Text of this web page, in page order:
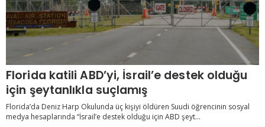
Florida katili ABD’yi, İsrail’e destek olduğu
için şeytanlıkla suçlamış
Florida’da Deniz Harp Okulunda üç kişiyi öldüren Suudi öğrencinin sosyal
medya hesaplarında “İsrail’e destek olduğu için ABD şeyt...